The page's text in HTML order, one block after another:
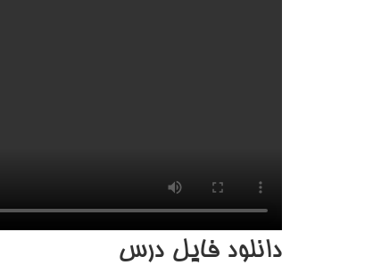
دانلود فایل درس